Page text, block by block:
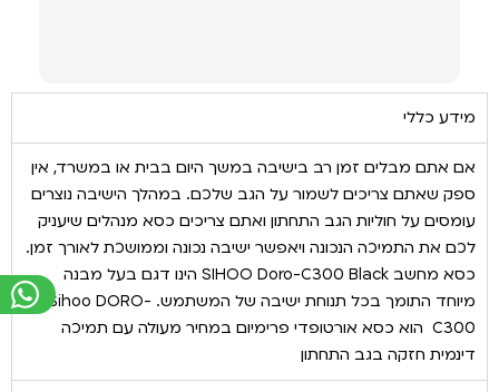
מידע כללי
אם אתם מבלים זמן רב בישיבה במשך היום בבית או במשרד, אין
ספק שאתם צריכים לשמור על הגב שלכם. במהלך הישיבה נוצרים
עומסים על חוליות הגב התחתון ואתם צריכים כסא מנהלים שיעניק
לכם את התמיכה הנכונה ויאפשר ישיבה נכונה וממושכת לאורך זמן.
כסא מחשב SIHOO Doro-C300 Black הינו דגם בעל מבנה
מיוחד התומך בכל תנוחת ישיבה של המשתמש. Sihoo DORO-
C300 הוא כסא אורטופדי פרימיום במחיר מעולה עם תמיכה
דינמית חזקה בגב התחתון